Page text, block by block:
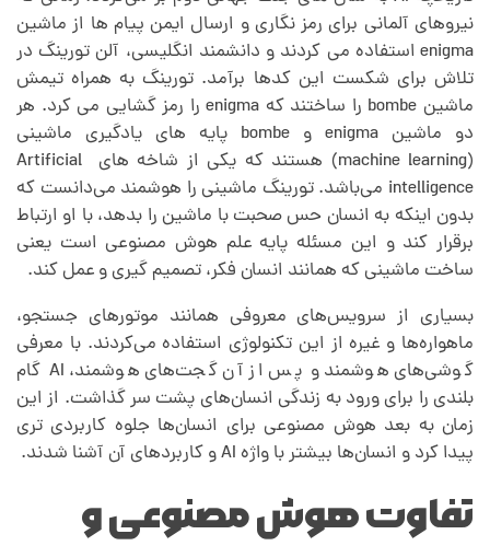
نیروهای آلمانی برای رمز نگاری و ارسال ایمن پیام ها از ماشین
enigma استفاده می کردند و دانشمند انگلیسی، آلن تورینگ در
تلاش برای شکست این کدها برآمد. تورینگ به همراه تیمش
ماشین bombe را ساختند که enigma را رمز گشایی می کرد. هر
دو ماشین enigma و bombe پایه های یادگیری ماشینی
(machine learning) هستند که یکی از شاخه های Artificial
intelligence می‌باشد. تورینگ ماشینی را هوشمند می‌دانست که
بدون اینکه به انسان حس صحبت با ماشین را بدهد، با او ارتباط
برقرار کند و این مسئله پایه علم هوش مصنوعی است یعنی
ساخت ماشینی که همانند انسان فکر، تصمیم گیری و عمل کند.
بسیاری از سرویس‌های معروفی همانند موتورهای جستجو،
ماهواره‌ها و غیره از این تکنولوژی استفاده می‌کردند. با معرفی
گوشی‌های هوشمند و پس از آن گجت‌های هوشمند، AI گام
بلندی را برای ورود به زندگی انسان‌های پشت سر گذاشت. از این
زمان به بعد هوش مصنوعی برای انسان‌ها جلوه کاربردی تری
پیدا کرد و انسان‌ها بیشتر با واژه AI و کاربردهای آن آشنا شدند.
تفاوت هوش مصنوعی و